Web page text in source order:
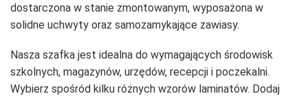
dostarczona w stanie zmontowanym, wyposażona w
solidne uchwyty oraz samozamykające zawiasy.
Nasza szafka jest idealna do wymagających środowisk
szkolnych, magazynów, urzędów, recepcji i poczekalni.
Wybierz spośród kilku różnych wzorów laminatów. Dodaj